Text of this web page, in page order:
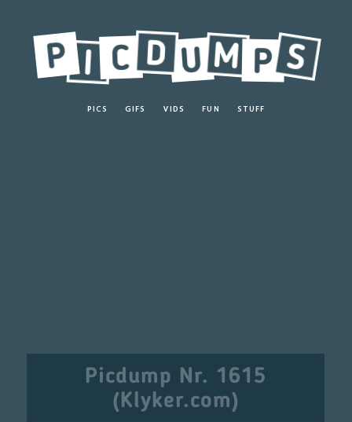
PICS GIFS VIDS FUN STUFF
Picdump Nr. 1615
(Klyker.com)